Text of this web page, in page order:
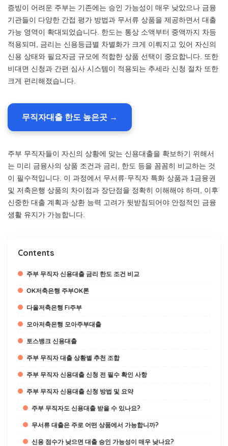
증빙이 어려운 주부는 기존에는 승인 가능성이 매우 낮았으나 금융
기관들이 다양한 간접 평가 방법과 무서류 상품을 제공하면서 대출
가능 영역이 확대되었습니다. 한도는 통상 소액부터 중액까지 차등
적용되며, 금리는 신용등급별 차별화가 크게 이뤄지고 있어 자신의
신용 상태와 필요자금 규모에 적합한 상품 선택이 중요합니다. 또한
비대면 신청과 간편 심사 시스템이 적용되는 추세라 신청 절차 또한
크게 편리해졌습니다.
무직자대출 한도 높은곳 →
주부 무직자들이 자신의 상황에 맞는 신용대출을 확보하기 위해서
는 미리 금융사의 상품 조건과 금리, 한도 등을 꼼꼼히 비교하는 것
이 필수적입니다. 이 과정에서 무서류·무직자 특화 상품과 1금융권
및 저축은행 상품의 차이점과 장단점을 정확히 이해해야 하며, 이후
신중한 대출 계획과 상환 능력 고려가 뒷받침되어야 안정적인 금융
생활 유지가 가능합니다.
Contents
주부 무직자 신용대출 금리 한도 조건 비교
OK저축은행 주부OK론
다올저축은행 Fi주부
모아저축은행 모아주부대출
토스뱅크 신용대출
주부 무직자 대출 상황별 추천 조합
주부 무직자 신용대출 신청 전 필수 확인 사항
주부 무직자 신용대출 신청 방법 및 요약
주부 무직자도 신용대출 받을 수 있나요?
무서류 대출은 주로 어떤 상품에서 가능합니까?
신용 점수가 낮으면 대출 승인 가능성이 매우 낮나요?